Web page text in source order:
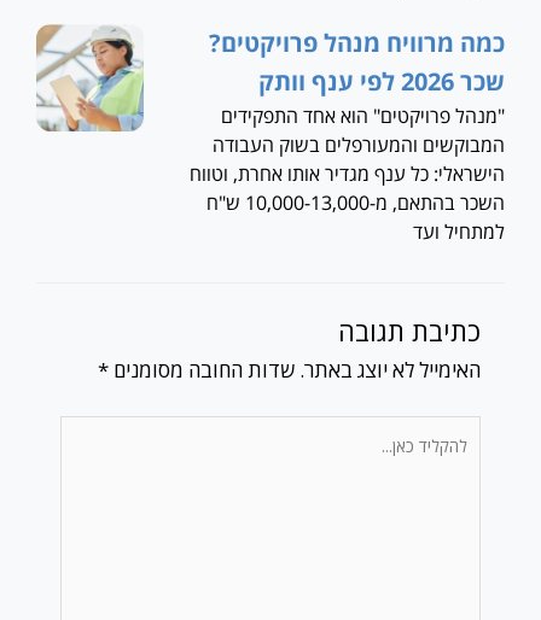
כמה מרוויח מנהל פרויקטים?
שכר 2026 לפי ענף וותק
"מנהל פרויקטים" הוא אחד התפקידים
המבוקשים והמעורפלים בשוק העבודה
הישראלי: כל ענף מגדיר אותו אחרת, וטווח
השכר בהתאם, מ-10,000-13,000 ש"ח
למתחיל ועד
כתיבת תגובה
האימייל לא יוצג באתר. שדות החובה מסומנים *
כאן...